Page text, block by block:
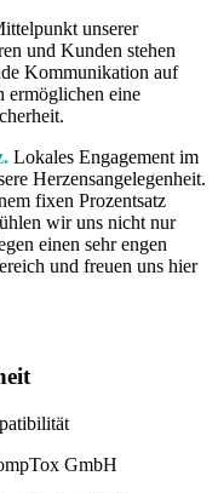
unserer
und Kunden stehen
Kommunikation auf
ermöglichen eine
Lokales Engagement im
Herzensangelegenheit.
fixen Prozentsatz
wir uns nicht nur
einen sehr engen
und freuen uns hier